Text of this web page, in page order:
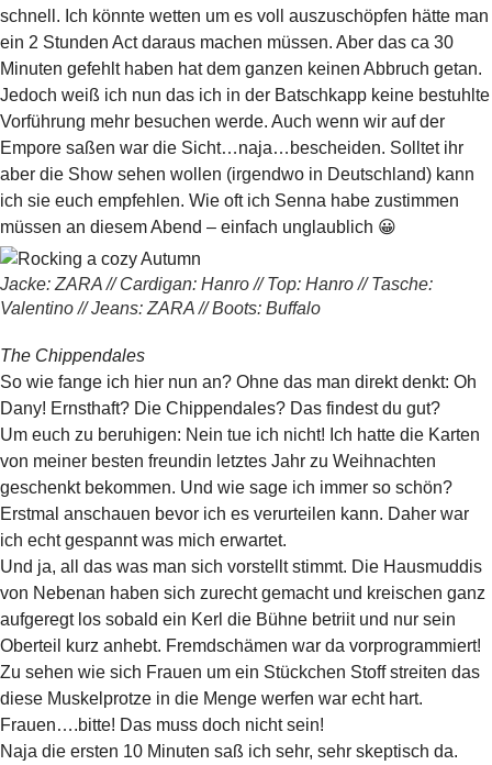
schnell. Ich könnte wetten um es voll auszuschöpfen hätte man
ein 2 Stunden Act daraus machen müssen. Aber das ca 30
Minuten gefehlt haben hat dem ganzen keinen Abbruch getan.
Jedoch weiß ich nun das ich in der Batschkapp keine bestuhlte
Vorführung mehr besuchen werde. Auch wenn wir auf der
Empore saßen war die Sicht…naja…bescheiden. Solltet ihr
aber die Show sehen wollen (irgendwo in Deutschland) kann
ich sie euch empfehlen. Wie oft ich Senna habe zustimmen
müssen an diesem Abend – einfach unglaublich 😀
Jacke: ZARA // Cardigan: Hanro // Top: Hanro // Tasche:
Valentino // Jeans: ZARA // Boots: Buffalo
The Chippendales
So wie fange ich hier nun an? Ohne das man direkt denkt: Oh
Dany! Ernsthaft? Die Chippendales? Das findest du gut?
Um euch zu beruhigen: Nein tue ich nicht! Ich hatte die Karten
von meiner besten freundin letztes Jahr zu Weihnachten
geschenkt bekommen. Und wie sage ich immer so schön?
Erstmal anschauen bevor ich es verurteilen kann. Daher war
ich echt gespannt was mich erwartet.
Und ja, all das was man sich vorstellt stimmt. Die Hausmuddis
von Nebenan haben sich zurecht gemacht und kreischen ganz
aufgeregt los sobald ein Kerl die Bühne betriit und nur sein
Oberteil kurz anhebt. Fremdschämen war da vorprogrammiert!
Zu sehen wie sich Frauen um ein Stückchen Stoff streiten das
diese Muskelprotze in die Menge werfen war echt hart.
Frauen….bitte! Das muss doch nicht sein!
Naja die ersten 10 Minuten saß ich sehr, sehr skeptisch da.